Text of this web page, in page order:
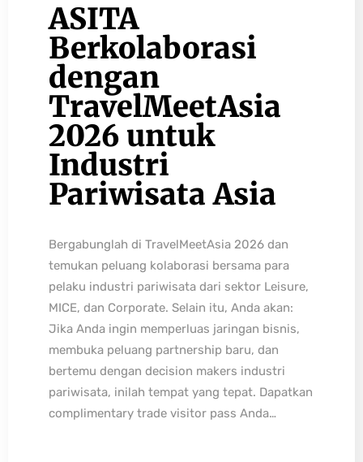
ASITA
Berkolaborasi
dengan
TravelMeetAsia
2026 untuk
Industri
Pariwisata Asia
Bergabunglah di TravelMeetAsia 2026 dan
temukan peluang kolaborasi bersama para
pelaku industri pariwisata dari sektor Leisure,
MICE, dan Corporate. Selain itu, Anda akan:
Jika Anda ingin memperluas jaringan bisnis,
membuka peluang partnership baru, dan
bertemu dengan decision makers industri
pariwisata, inilah tempat yang tepat. Dapatkan
complimentary trade visitor pass Anda…